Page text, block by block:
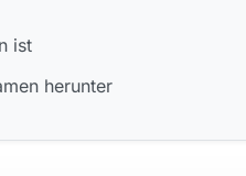
ist
herunter